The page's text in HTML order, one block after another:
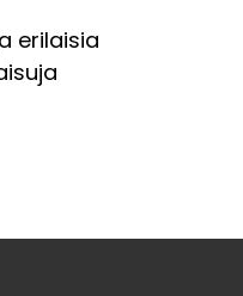
erilaisia